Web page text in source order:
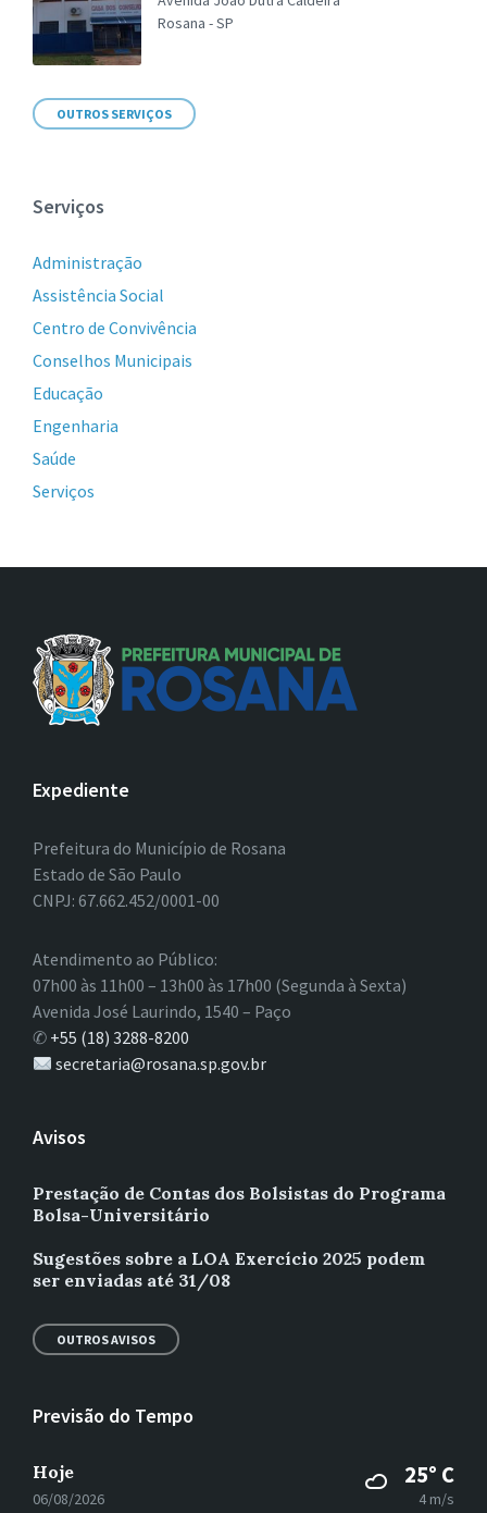
Rosana - SP
OUTROS SERVIÇOS
Serviços
Administração
Assistência Social
Centro de Convivência
Conselhos Municipais
Educação
Engenharia
Saúde
Serviços
Expediente
Prefeitura do Município de Rosana
Estado de São Paulo
CNPJ: 67.662.452/0001-00
Atendimento ao Público:
07h00 às 11h00 – 13h00 às 17h00 (Segunda à Sexta)
Avenida José Laurindo, 1540 – Paço
✆ +55 (18) 3288-8200
secretaria@rosana.sp.gov.br
Avisos
Prestação de Contas dos Bolsistas do Programa
Bolsa-Universitário
Sugestões sobre a LOA Exercício 2025 podem
ser enviadas até 31/08
OUTROS AVISOS
Previsão do Tempo
Hoje
06/08/2026
25° C
4 m/s